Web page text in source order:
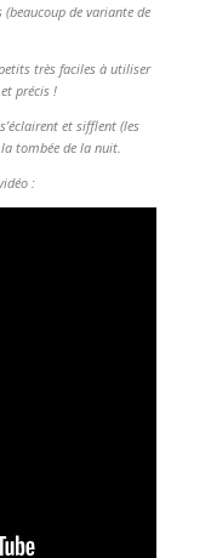
(beaucoup de variante de
très faciles à utiliser
précis !
et sifflent (les
la tombée de la nuit.
: